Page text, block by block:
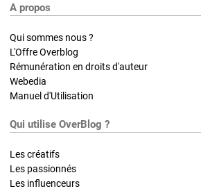
A propos
Qui sommes nous ?
L'Offre Overblog
Rémunération en droits d'auteur
Webedia
Manuel d'Utilisation
Qui utilise OverBlog ?
Les créatifs
Les passionnés
Les influenceurs